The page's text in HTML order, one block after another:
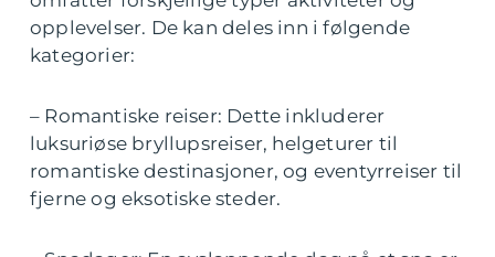
opplevelser. De kan deles inn i følgende
kategorier:
– Romantiske reiser: Dette inkluderer
luksuriøse bryllupsreiser, helgeturer til
romantiske destinasjoner, og eventyrreiser til
fjerne og eksotiske steder.